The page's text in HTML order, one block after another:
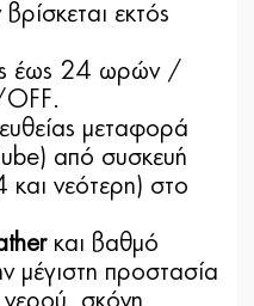
εκτός
έως 24 ωρών /
μεταφορά
από συσκευή
νεότερη) στο
και βαθμό
μέγιστη προστασία